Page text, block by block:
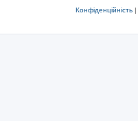
Конфіденційність |